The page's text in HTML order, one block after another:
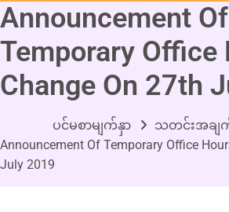
Announcement Of
Temporary Office
Change On 27th
ပင်မစာမျက်နှာ
သတင်းအခ
Announcement Of Temporary Office
July 2019